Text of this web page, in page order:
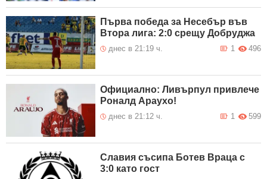
Първа победа за Несебър във
Втора лига: 2:0 срещу Добруджа
днес в 21:19 ч. 496
1
Официално: Ливърпул привлече
Роналд Араухо!
днес в 21:12 ч. 599
1
Славия съсипа Ботев Враца с
3:0 като гост